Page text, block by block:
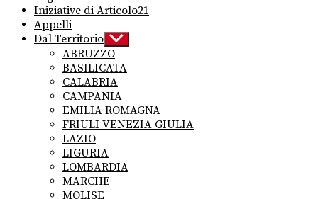
Iniziative di Articolo21
Appelli
Dal Territorio Show
sub
menu
ABRUZZO
BASILICATA
CALABRIA
CAMPANIA
EMILIA ROMAGNA
FRIULI VENEZIA GIULIA
LAZIO
LIGURIA
LOMBARDIA
MARCHE
MOLISE